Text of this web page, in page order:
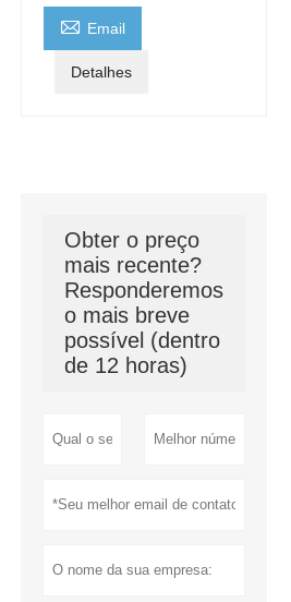
 Email
Detalhes
Obter o preço
mais recente?
Responderemos
o mais breve
possível (dentro
de 12 horas)